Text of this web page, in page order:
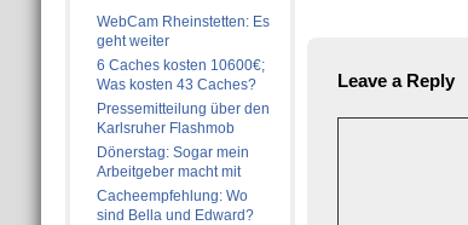
WebCam Rheinstetten: Es
geht weiter
6 Caches kosten 10600€;
Was kosten 43 Caches?
Pressemitteilung über den
Karlsruher Flashmob
Dönerstag: Sogar mein
Arbeitgeber macht mit
Cacheempfehlung: Wo
sind Bella und Edward?
Leave a Reply